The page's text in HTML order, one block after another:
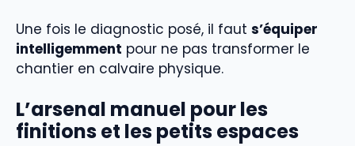
Une fois le diagnostic posé, il faut s’équiper
intelligemment pour ne pas transformer le
chantier en calvaire physique.
L’arsenal manuel pour les
finitions et les petits espaces